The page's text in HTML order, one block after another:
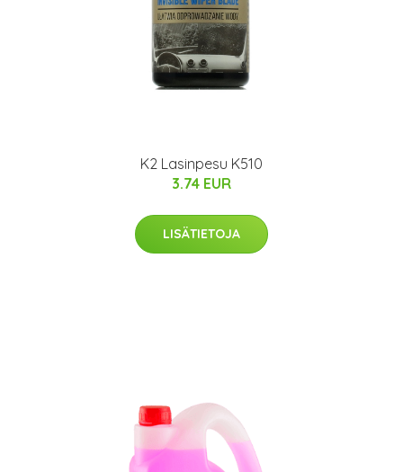
K2 Lasinpesu K510
3.74 EUR
LISÄTIETOJA